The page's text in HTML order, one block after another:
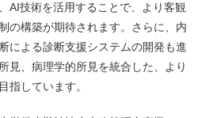
AI技術を活用することで、より客観
の構築が期待されます。さらに、内
による診断支援システムの開発も進
見、病理学的所見を統合した、より
指しています。